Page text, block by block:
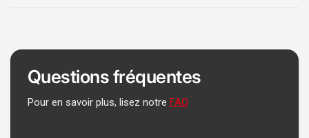
Questions fréquentes
Pour en savoir plus, lisez notreFAQ